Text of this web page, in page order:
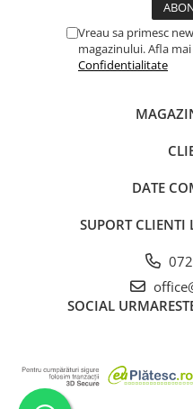
Vreau sa primesc
magazinului. Afla
Confidentialitate
DATE
SUPORT CLIENTI
SOCIAL